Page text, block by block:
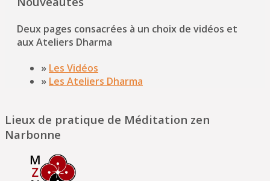
Deux pages consacrées à un choix de vidéos et
aux Ateliers Dharma
» Les Vidéos
» Les Ateliers Dharma
Lieux de pratique de Méditation zen
Narbonne